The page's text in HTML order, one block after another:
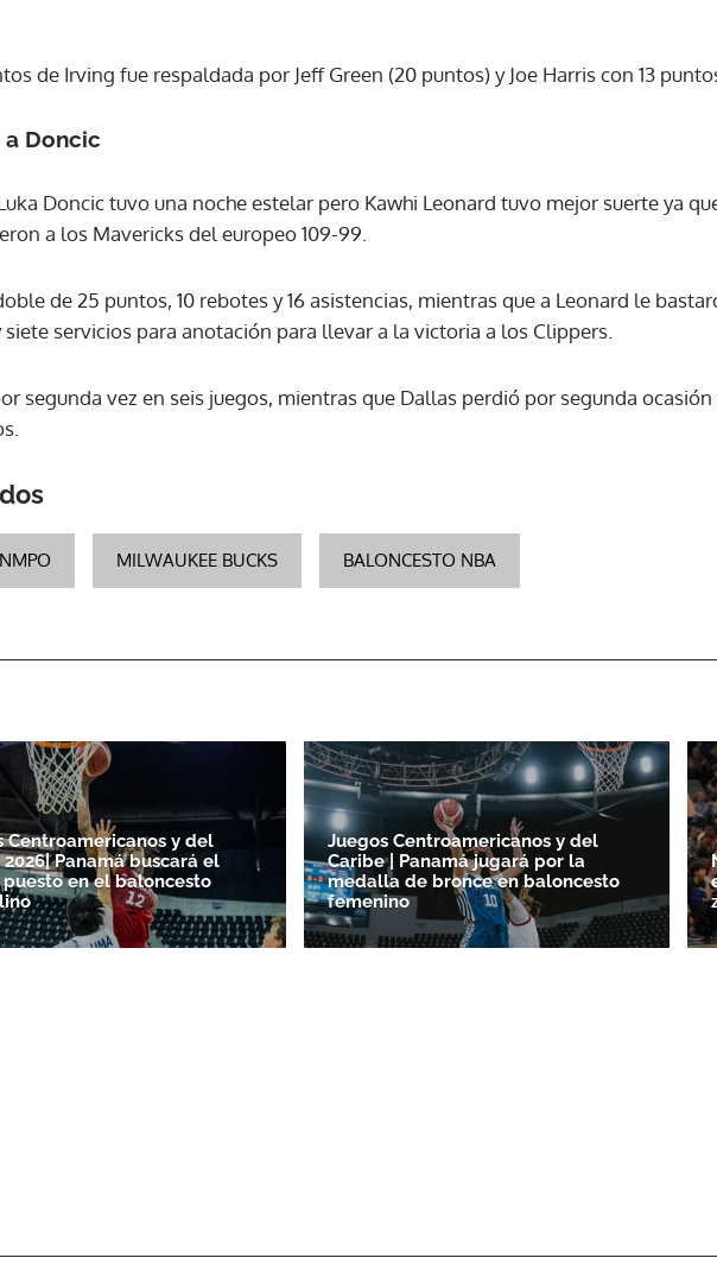
de Irving fue respaldada por Jeff Green (20 puntos) y Joe Harris con 13
a Doncic
Doncic tuvo una noche estelar pero Kawhi Leonard tuvo mejor suerte ya
a los Mavericks del europeo 109-99.
de 25 puntos, 10 rebotes y 16 asistencias, mientras que a Leonard le
servicios para anotación para llevar a la victoria a los Clippers.
segunda vez en seis juegos, mientras que Dallas perdió por segunda
MILWAUKEE BUCKS BALONCESTO NBA
Centroamericanos y del
Panamá buscará el
en el baloncesto
Juegos Centroamericanos y del
Caribe | Panamá jugará por la
medalla de bronce en baloncesto
femenino